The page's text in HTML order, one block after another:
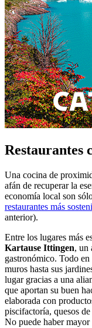
Restaurantes
Una cocina de
afán de recuperar la
economía local son
restaurantes más
anterior).
Entre los lugares más
Kartause Ittingen, un
gastronómico. Todo
muros hasta sus
lugar gracias a una
que aportan su buen
elaborada con
piscifactoría, quesos
No puede haber mayor